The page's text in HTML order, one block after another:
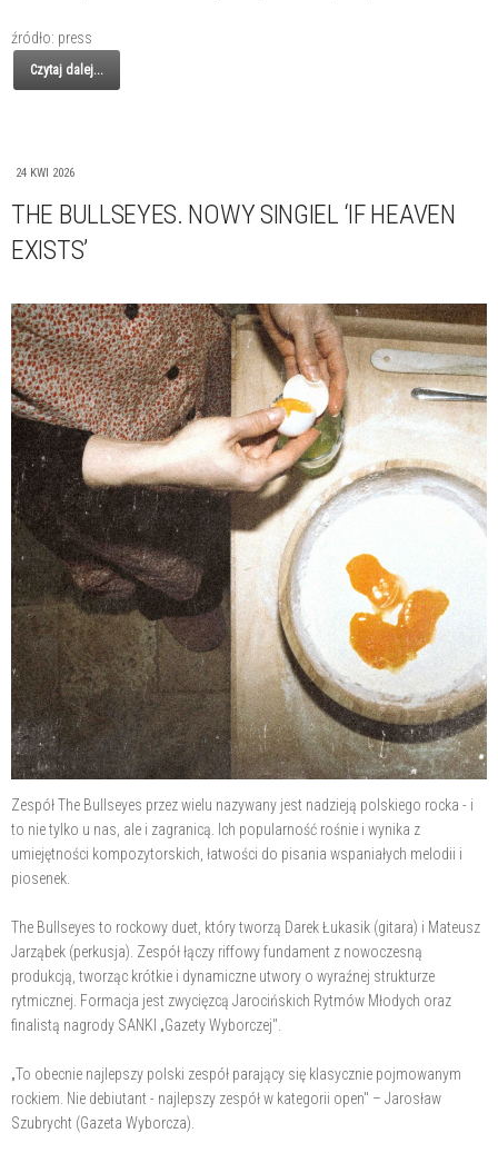
źródło: press
Czytaj dalej...
24 KWI 2026
THE BULLSEYES. NOWY SINGIEL ‘IF HEAVEN
EXISTS’
Zespół The Bullseyes przez wielu nazywany jest nadzieją polskiego rocka - i
to nie tylko u nas, ale i zagranicą. Ich popularność rośnie i wynika z
umiejętności kompozytorskich, łatwości do pisania wspaniałych melodii i
piosenek.
The Bullseyes to rockowy duet, który tworzą Darek Łukasik (gitara) i Mateusz
Jarząbek (perkusja). Zespół łączy riffowy fundament z nowoczesną
produkcją, tworząc krótkie i dynamiczne utwory o wyraźnej strukturze
rytmicznej. Formacja jest zwycięzcą Jarocińskich Rytmów Młodych oraz
finalistą nagrody SANKI „Gazety Wyborczej".
„To obecnie najlepszy polski zespół parający się klasycznie pojmowanym
rockiem. Nie debiutant - najlepszy zespół w kategorii open" – Jarosław
Szubrycht (Gazeta Wyborcza).